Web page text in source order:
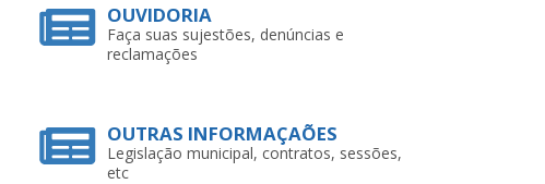
OUVIDORIA
Faça suas sujestões, denúncias e
reclamações
OUTRAS INFORMAÇAÕES
Legislação municipal, contratos, sessões,
etc